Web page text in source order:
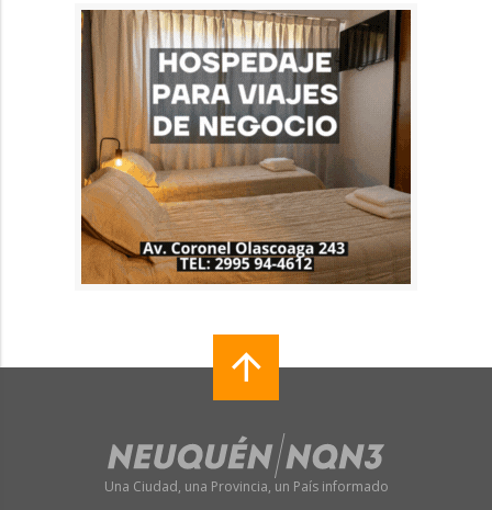
Una Ciudad, una Provincia, un País informado